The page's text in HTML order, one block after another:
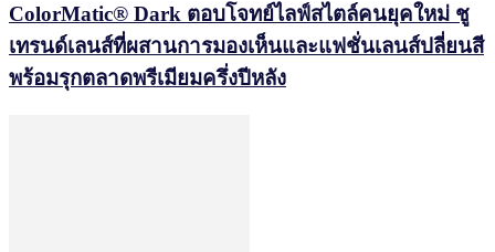
ColorMatic® Dark ตอบโจทย์ไลฟ์สไตล์คนยุคใหม่ ชู
เทรนด์เลนส์ที่ผสานการมองเห็นและแฟชั่นเลนส์ปลี่ยนสี
พร้อมรุกตลาดพรีเมียมครึ่งปีหลัง